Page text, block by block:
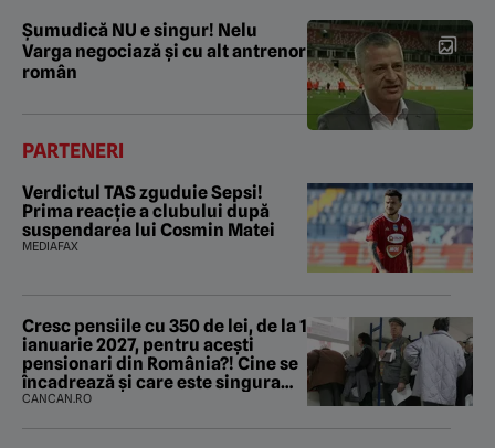
Şumudică NU e singur! Nelu
Varga negociază şi cu alt antrenor
român
PARTENERI
Verdictul TAS zguduie Sepsi!
Prima reacție a clubului după
suspendarea lui Cosmin Matei
MEDIAFAX
Cresc pensiile cu 350 de lei, de la 1
ianuarie 2027, pentru acești
pensionari din România?! Cine se
încadrează și care este singura
condiție
CANCAN.RO